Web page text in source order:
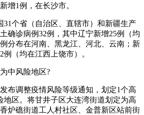
增1例，在长沙市。
31个省（自治区、直辖市）和新疆生产
确诊病例32例，其中辽宁新增25例（均
分布在河南、黑龙江、河北、云南；新
（均在江西上饶市）。
中风险地区?
布调整疫情风险等级通知，划定1个高
地区。将甘井子区大连湾街道划定为高
炉礁街道工人村社区、金普新区站前街